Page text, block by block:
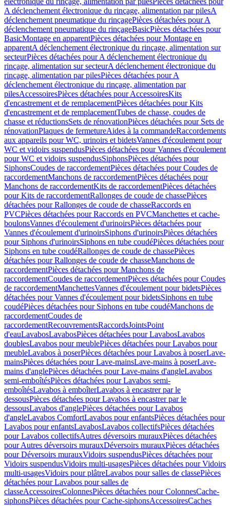
A déclenchement électronique du rinçage, alimentation par pilesA
déclenchement pneumatique du rinçagePièces détachées pour A
déclenchement pneumatique du rinçageBasicPièces détachées pour
BasicMontage en apparentPièces détachées pour Montage en
apparentA déclenchement électronique du rinçage, alimentation sur
secteurPièces détachées pour A déclenchement électronique du
rinçage, alimentation sur secteurA déclenchement électronique du
rinçage, alimentation par pilesPièces détachées pour A
déclenchement électronique du rinçage, alimentation par
pilesAccessoiresPièces détachées pour AccessoiresKits
d'encastrement et de remplacementPièces détachées pour Kits
d'encastrement et de remplacementTubes de chasse, coudes de
chasse et réductionsSets de rénovationPièces détachées pour Sets de
rénovationPlaques de fermetureAides à la commandeRaccordements
aux appareils pour WC, urinoirs et bidetsVannes d'écoulement pour
WC et vidoirs suspendusPièces détachées pour Vannes d'écoulement
pour WC et vidoirs suspendusSiphonsPièces détachées pour
SiphonsCoudes de raccordementPièces détachées pour Coudes de
raccordementManchons de raccordementPièces détachées pour
Manchons de raccordementKits de raccordementPièces détachées
pour Kits de raccordementRallonges de coude de chassePièces
détachées pour Rallonges de coude de chasseRaccords en
PVCPièces détachées pour Raccords en PVCManchettes et cache-
boulonsVannes d'écoulement d'urinoirsPièces détachées pour
Vannes d'écoulement d'urinoirsSiphons d'urinoirsPièces détachées
pour Siphons d'urinoirsSiphons en tube coudéPièces détachées pour
Siphons en tube coudéRallonges de coude de chassePièces
détachées pour Rallonges de coude de chasseManchons de
raccordementPièces détachées pour Manchons de
raccordementCoudes de raccordementPièces détachées pour Coudes
de raccordementManchettesVannes d'écoulement pour bidetsPièces
détachées pour Vannes d'écoulement pour bidetsSiphons en tube
coudéPièces détachées pour Siphons en tube coudéManchons de
raccordementCoudes de
raccordementRecouvrementsRaccordsJointsPoint
d'eauLavabosLavabosPièces détachées pour LavabosLavabos
doublesLavabos pour meublePièces détachées pour Lavabos pour
meubleLavabos à poserPièces détachées pour Lavabos à poserLave-
mainsPièces détachées pour Lave-mainsLave-mains à poserLave-
mains d'anglePièces détachées pour Lave-mains d'angleLavabos
semi-emboîtésPièces détachées pour Lavabos semi-
emboîtésLavabos à emboîterLavabos à encastrer par le
dessousPièces détachées pour Lavabos à encastrer par le
dessousLavabos d'anglePièces détachées pour Lavabos
d'angleLavabos ComfortLavabos pour enfantsPièces détachées pour
Lavabos pour enfantsLavabosLavabos collectifsPièces détachées
pour Lavabos collectifsAutres déversoirs murauxPièces détachées
pour Autres déversoirs murauxDéversoirs murauxPièces détachées
pour Déversoirs murauxVidoirs suspendusPièces détachées pour
Vidoirs suspendusVidoirs multi-usagesPièces détachées pour Vidoirs
multi-usagesVidoirs pour plâtreLavabos pour salles de classePièces
détachées pour Lavabos pour salles de
classeAccessoiresColonnesPièces détachées pour ColonnesCache-
siphonsPièces détachées pour Cache-siphonsAccessoiresCaches